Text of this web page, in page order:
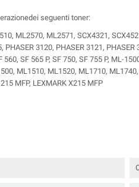
seguenti toner:
ML2570, ML2571, SCX4321,
3120, PHASER 3121,
560, SF 565 P, SF 750, SF 755 P,
ML1510, ML1520, ML1710,
MFP, LEXMARK X215 MFP